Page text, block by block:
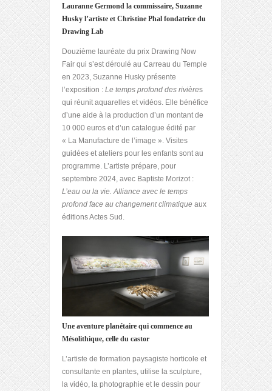
Lauranne Germond la commissaire, Suzanne
Husky l’artiste et Christine Phal fondatrice du
Drawing Lab
Douzième lauréate du prix Drawing Now
Fair qui s’est déroulé au Carreau du Temple
en 2023, Suzanne Husky présente
l’exposition : Le temps profond des rivières
qui réunit aquarelles et vidéos. Elle bénéfice
d’une aide à la production d’un montant de
10 000 euros et d’un catalogue édité par
« La Manufacture de l’image ». Visites
guidées et ateliers pour les enfants sont au
programme. L’artiste prépare, pour
septembre 2024, avec Baptiste Morizot :
L’eau ou la vie. Alliance avec le temps
profond face au changement climatique aux
éditions Actes Sud.
Une aventure planétaire qui commence au
Mésolithique, celle du castor
L’artiste de formation paysagiste horticole et
consultante en plantes, utilise la sculpture,
la vidéo, la photographie et le dessin pour